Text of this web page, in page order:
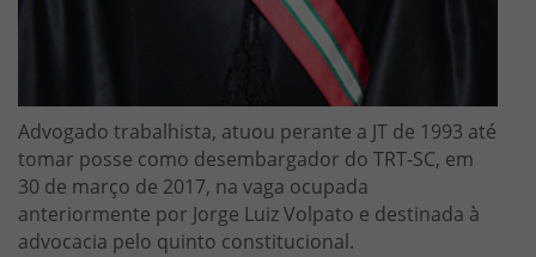
Advogado trabalhista, atuou perante a JT de 1993 até
tomar posse como desembargador do TRT-SC, em
30 de março de 2017, na vaga ocupada
anteriormente por Jorge Luiz Volpato e destinada à
advocacia pelo quinto constitucional.